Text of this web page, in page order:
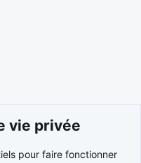
vie privée
pour faire fonctionner